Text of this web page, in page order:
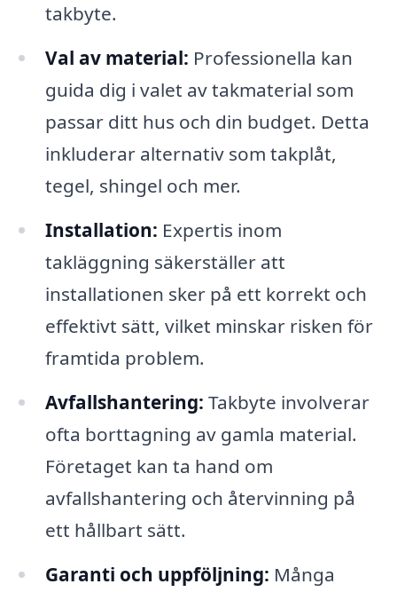
takbyte.
Val av material: Professionella kan
guida dig i valet av takmaterial som
passar ditt hus och din budget. Detta
inkluderar alternativ som takplåt,
tegel, shingel och mer.
Installation: Expertis inom
takläggning säkerställer att
installationen sker på ett korrekt och
effektivt sätt, vilket minskar risken för
framtida problem.
Avfallshantering: Takbyte involverar
ofta borttagning av gamla material.
Företaget kan ta hand om
avfallshantering och återvinning på
ett hållbart sätt.
Garanti och uppföljning: Många